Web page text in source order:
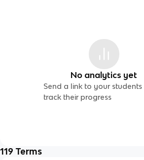
No analytics yet
Send a link to your students
track their progress
119 Terms